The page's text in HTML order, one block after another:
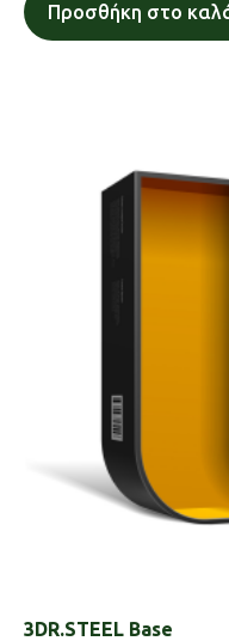
Προσθήκη στο
3DR.STEEL Base